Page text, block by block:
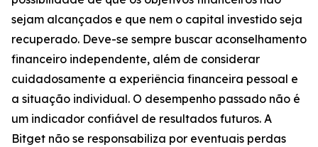
sejam alcançados e que nem o capital investido seja
recuperado. Deve-se sempre buscar aconselhamento
financeiro independente, além de considerar
cuidadosamente a experiência financeira pessoal e
a situação individual. O desempenho passado não é
um indicador confiável de resultados futuros. A
Bitget não se responsabiliza por eventuais perdas